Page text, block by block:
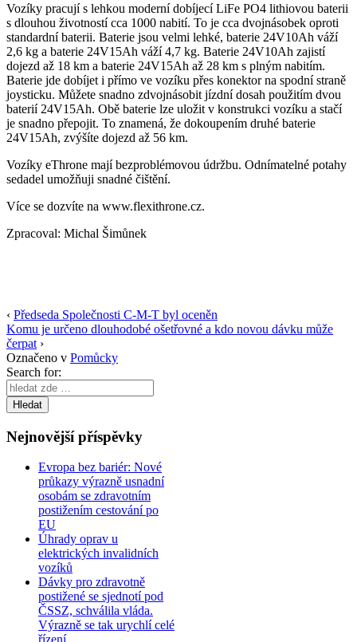
Vozíky pracují s lehkou moderní dobíjecí LiFe PO4 lithiovou baterii
s dlouhou životností cca 1000 nabití. To je cca dvojnásobek oproti
standardní baterii. Baterie jsou velmi lehké, baterie 24V10Ah váží
2,6 kg a baterie 24V15Ah váží 4,7 kg. Baterie 24V10Ah zajistí
dojezd až 18 km a baterie 24V15Ah až 28 km s plným nabitím.
Baterie jde dobíjet i přímo ve vozíku přes konektor na spodní straně
joysticku. Můžete snadno zdvojnásobit jízdní dosah použitím dvou
baterií 24V15Ah. Obě baterie lze uložit v konstrukci vozíku a stačí
je snadno přepojit. To znamená, že dokoupením druhé baterie
24V15Ah, zvýšíte dojezd až 56 km.
Vozíky eThrone mají bezproblémovou údržbu. Odnímatelné potahy
sedadel umožňuji snadné čištění.
Více se dozvíte na www.flexithrone.cz.
Zpracoval: Michal Šimůnek
‹ Předseda Společnosti C-M-T byl oceněn
Komu je určeno dlouhodobé ošetřovné a kdo novou dávku může
čerpat ›
Označeno v Pomůcky
Search for:
Nejnovější příspěvky
Evropa bez bariér: Nové
průkazy výrazně usnadní
osobám se zdravotním
postižením cestování po
EU
Úhrady oprav u
elektrických invalidních
vozíků
Dávky pro zdravotně
postižené se sjednotí pod
ČSSZ, schválila vláda.
Výrazně se tak urychlí celé